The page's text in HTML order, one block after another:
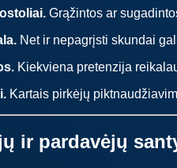
Grąžintos ar
Net ir nepagrįsti skundai
Kiekviena pretenzija
Kartais pirkėjų
ir pardavėjų